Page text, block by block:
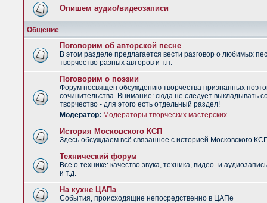
Опишем аудио/видеозаписи
Общение
Поговорим об авторской песне
В этом разделе предлагается вести разговор о любимых
творчество разных авторов и т.п.
Поговорим о поэзии
Форум посвящен обсуждению творчества признанных
сочинительства. Внимание: сюда не следует выкладывать
творчество - для этого есть отдельный раздел!
Модератор: Модераторы творческих мастерских
История Московского КСП
Здесь обсуждаем всё связанное с историей Московского
Технический форум
Все о технике: качество звука, техника, видео- и
и т.д.
На кухне ЦАПа
События, происходящие непосредственно в ЦАПе